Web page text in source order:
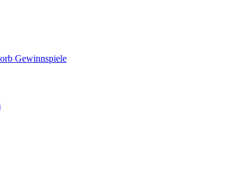
Gewinnspiele